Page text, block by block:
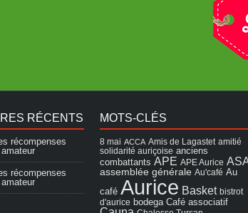
RÉCENTS
récompenses
récompenses
MOTS-CLÉS
8 mai ACCA Amis de Lagastet amitié
solidarité auriçoise anciens
combattants APE APE Aurice
assemblée générale Au'café Au
café Aurice Basket bistrot
d'aurice bodega Café associatif